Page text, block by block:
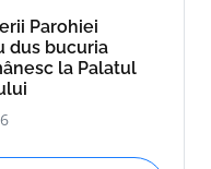
Parohiei
dus bucuria
la Palatul